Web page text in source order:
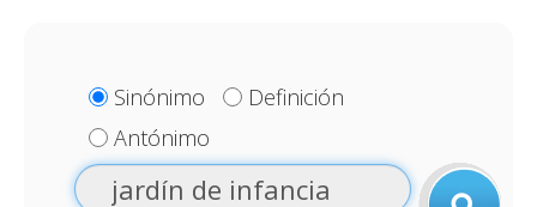
Sinónimo
Definición
Antónimo